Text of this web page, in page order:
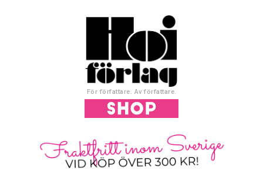
För författare. Av författare.